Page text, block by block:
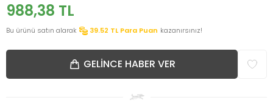
988,38 TL
Bu ürünü satın alarak 39.52 TL Para Puan kazanırsınız!
GELINCE HABER VER